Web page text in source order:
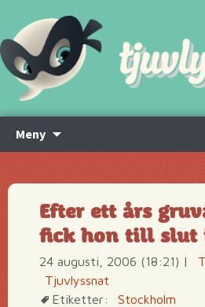
Meny
innehåll
Efter ett års
fick hon till slut
24 augusti, 2006 (18:21) |
Tjuvlyssnat
Etiketter:
Stockholm